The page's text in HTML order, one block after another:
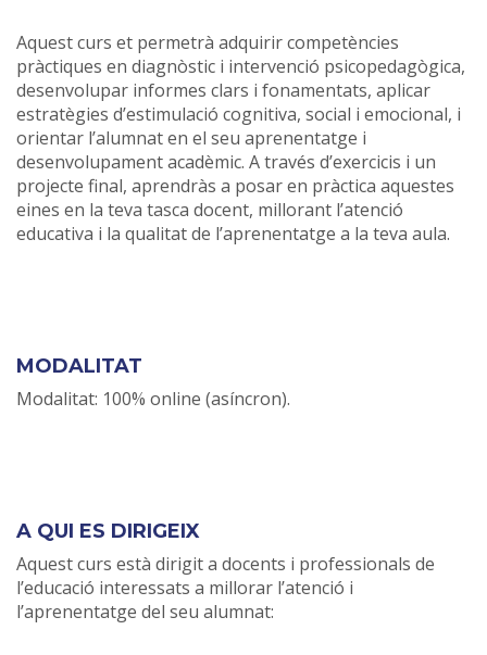
Aquest curs et permetrà adquirir competències
pràctiques en diagnòstic i intervenció psicopedagògica,
desenvolupar informes clars i fonamentats, aplicar
estratègies d’estimulació cognitiva, social i emocional, i
orientar l’alumnat en el seu aprenentatge i
desenvolupament acadèmic. A través d’exercicis i un
projecte final, aprendràs a posar en pràctica aquestes
eines en la teva tasca docent, millorant l’atenció
educativa i la qualitat de l’aprenentatge a la teva aula.
MODALITAT
Modalitat: 100% online (asíncron).
A QUI ES DIRIGEIX
Aquest curs està dirigit a docents i professionals de
l’educació interessats a millorar l’atenció i
l’aprenentatge del seu alumnat: